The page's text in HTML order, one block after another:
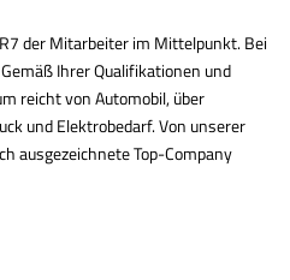
der Mitarbeiter im Mittelpunkt. Bei
Ihrer Qualifikationen und
reicht von Automobil, über
und Elektrobedarf. Von unserer
ausgezeichnete Top-Company